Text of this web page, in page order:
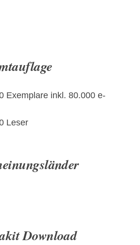
Exemplare inkl. 80.000 e-
Leser
Download